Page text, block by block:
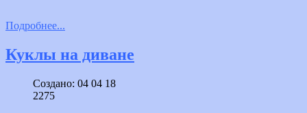
Подробнее...
Куклы на диване
Создано: 04 04 18
2275